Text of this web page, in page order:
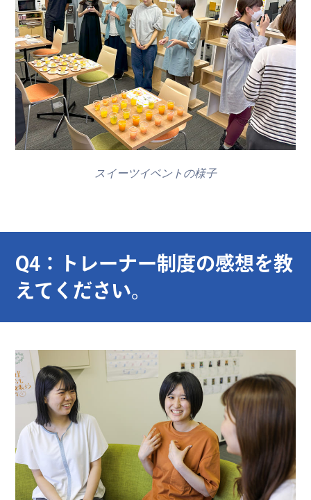
スイーツイベントの様子
Q4：トレーナー制度の感想を教
えてください。